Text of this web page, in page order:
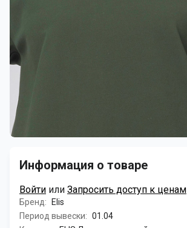
Информация о товаре
Войти или Запросить доступ к ценам
Бренд:
Elis
Период вывески: 01.04